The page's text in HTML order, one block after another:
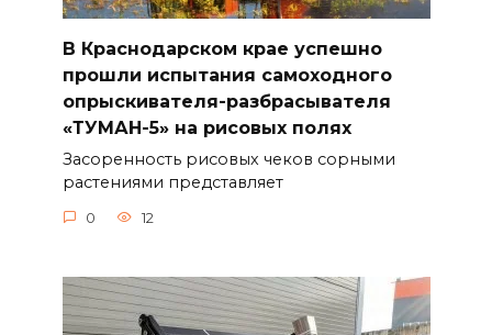
В Краснодарском крае успешно
прошли испытания самоходного
опрыскивателя-разбрасывателя
«ТУМАН-5» на рисовых полях
Засоренность рисовых чеков сорными
растениями представляет
0 12